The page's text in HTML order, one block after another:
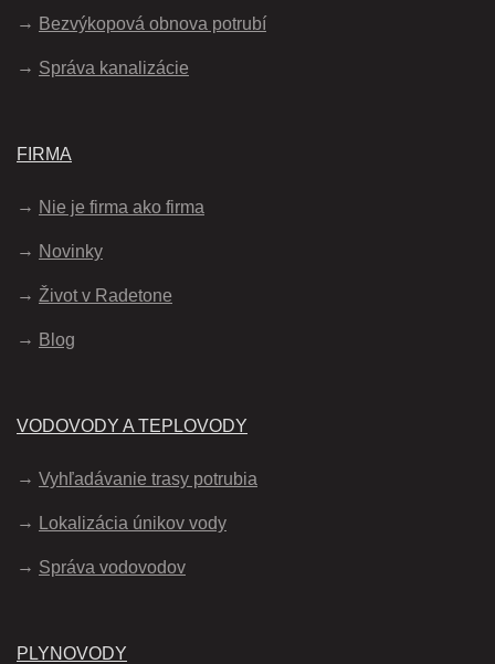
Bezvýkopová obnova potrubí
Správa kanalizácie
FIRMA
Nie je firma ako firma
Novinky
Život v Radetone
Blog
VODOVODY A TEPLOVODY
Vyhľadávanie trasy potrubia
Lokalizácia únikov vody
Správa vodovodov
PLYNOVODY